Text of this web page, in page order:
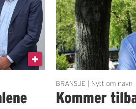
BRANSJE | Nytt om navn
Kommer